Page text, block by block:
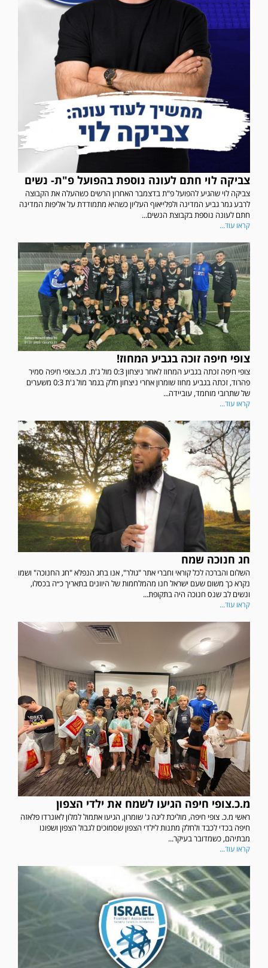
צביקה לוי חתם לעונה נוספת בהפועל פ"ת- נשים
צביקה לוי שהגיע להפועל פ"ת בדצמבר האחרון הרשים כשהעלה את הקבוצה
לרבע גמר גביע המדינה ולפלייאוף העליון כשהיא מתמודדת על אליפות המדינה
חתם לעונה נוספת בקבוצת הנשים...
קראו עוד...
צופי חיפה זוכה בגביע המחוז!
צופי חיפה זכתה בגביע המחוז לאחר ניצחון 0:3 מול ג'ת. מ.כ.צופי חיפה סמיר
פהרוד, זכתה בגביע מחוז שומרון אחרי ניצחון חלק בגמר מול ג'ת 0:3 משערים
של שתרובי מוחמד, עוביידה...
קראו עוד...
חג חנוכה שמח
השלום והברכה לכל קוראי וחברי אתר "גולר", אנו בחג הנפלא "חג החנוכה" ושמו
נקרא כך משום שעם ישראל חנו מהמלחמות של היוונים בתאריך כ״ה בכסלו,
ונשים לב שנס חנוכה היה בתקופת...
קראו עוד...
מ.כ.צופי חיפה הגיעו לשמח את ילדי הצפון
ראשי מ.כ. צופי חיפה, מוליכת ליגה ג' שומרון, הגיעו אתמול למלון לאונרדו פלאזה
חיפה בכדי לכבד ולחלק מתנות לילדי הצפון שסמוכים לגבול הצפון ושפונו
מבתיהם, כשמדובר בעיקר...
קראו עוד...